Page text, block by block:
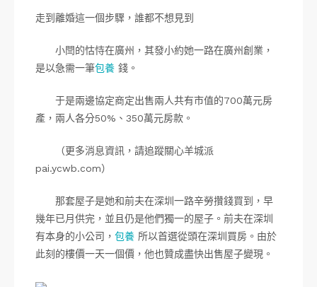
走到離婚這一個步驟，誰都不想見到
小閆的怙恃在廣州，其發小約她一路在廣州創業，
是以急需一筆包養 錢。
于是兩邊協定商定出售兩人共有市值的700萬元房
產，兩人各分50%、350萬元房款。
（更多消息資訊，請追蹤關心羊城派
pai.ycwb.com）
那套屋子是她和前夫在深圳一路辛勞攢錢買到，早
幾年已月供完，並且仍是他們獨一的屋子。前夫在深圳
有本身的小公司， 包養 所以首選從頭在深圳買房。由於
此刻的樓價一天一個價，他也贊成盡快出售屋子變現。